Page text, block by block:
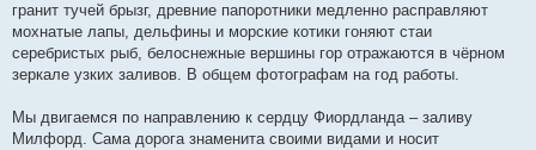
гранит тучей брызг, древние папоротники медленно расправляют
мохнатые лапы, дельфины и морские котики гоняют стаи
серебристых рыб, белоснежные вершины гор отражаются в чёрном
зеркале узких заливов. В общем фотографам на год работы.
Мы двигаемся по направлению к сердцу Фиордланда – заливу
Милфорд. Сама дорога знаменита своими видами и носит